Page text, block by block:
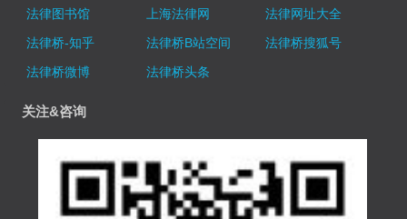
法律图书馆 上海法律网
法律网址大全
法律桥-知乎
法律桥B站空间
法律桥搜狐号
法律桥微博
法律桥头条
关注&咨询